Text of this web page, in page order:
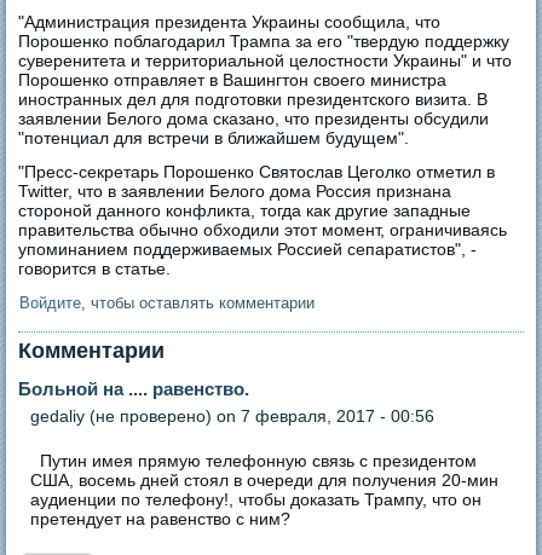
"Администрация президента Украины сообщила, что
Порошенко поблагодарил Трампа за его "твердую поддержку
суверенитета и территориальной целостности Украины" и что
Порошенко отправляет в Вашингтон своего министра
иностранных дел для подготовки президентского визита. В
заявлении Белого дома сказано, что президенты обсудили
"потенциал для встречи в ближайшем будущем".
"Пресс-секретарь Порошенко Святослав Цеголко отметил в
Twitter, что в заявлении Белого дома Россия признана
стороной данного конфликта, тогда как другие западные
правительства обычно обходили этот момент, ограничиваясь
упоминанием поддерживаемых Россией сепаратистов", -
говорится в статье.
Войдите, чтобы оставлять комментарии
Комментарии
Больной на .... равенство.
gedaliy (не проверено) on 7 февраля, 2017 - 00:56
Путин имея прямую телефонную связь с президентом
США, восемь дней стоял в очереди для получения 20-мин
аудиенции по телефону!, чтобы доказать Трампу, что он
претендует на равенство с ним?